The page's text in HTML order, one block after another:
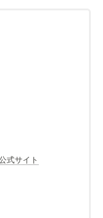
式サイト